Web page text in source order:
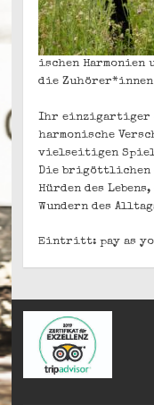
ischen Harmonien
die Zuhörer*innen
Ihr einzigartiger
harmonische
vielseitigen Spiel
Die brigöttlichen
Hürden des
Wundern des
Eintritt: pay as you